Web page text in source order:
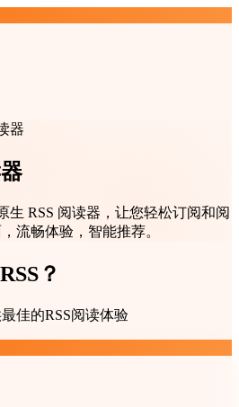
器
生 RSS 阅读器，让您轻松订阅和阅
流畅体验，智能推荐。
？
佳的RSS阅读体验